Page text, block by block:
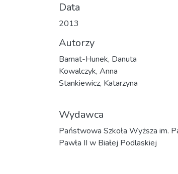
Data
2013
Autorzy
Barnat-Hunek, Danuta
Kowalczyk, Anna
Stankiewicz, Katarzyna
Wydawca
Państwowa Szkoła Wyższa im.
Pawła II w Białej Podlaskiej